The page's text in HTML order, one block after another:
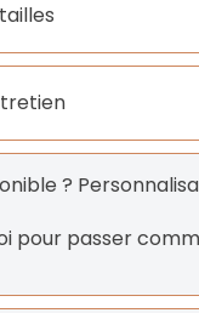
?
pour passer